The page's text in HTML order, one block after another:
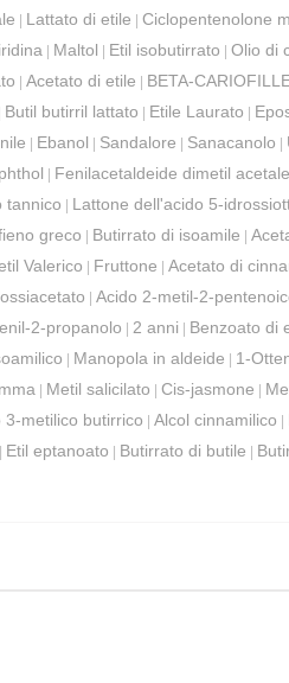
| Lattato di etile | Ciclopentenolone
| Maltol | Etil isobutirrato | Olio di
| Acetato di etile | BETA-
Butil butirril lattato | Etile Laurato |
| Ebanol | Sandalore | Sanacanolo |
| Fenilacetaldeide dimetil acetale
tannico | Lattone dell'acido 5-
greco | Butirrato di isoamile |
Valerico | Fruttone | Acetato di
| Acido 2-metil-2-
2-propanolo | 2 anni | Benzoato di
| Manopola in aldeide | 1-
| Metil salicilato | Cis-jasmone |
3-metilico butirrico | Alcol cinnamilico |
| Etil eptanoato | Butirrato di butile |